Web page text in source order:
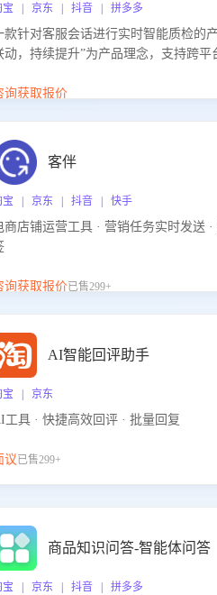
宝 | 京东 | 抖音 | 拼多多
款针对客服会话进行实时智能质检的
动，持续提升”为产品理念，支持跨平
动，持续提升客服团队的销服能力。
询获取报价
客伴
宝 | 京东 | 抖音 | 快手
商店铺运营工具 · 营销任务实时发送
询获取报价已售299+
AI智能回评助手
宝 | 京东
工具 · 快捷高效回评 · 批量回复
议已售299+
商品知识问答-智能体问答
宝 | 京东 | 抖音 | 拼多多